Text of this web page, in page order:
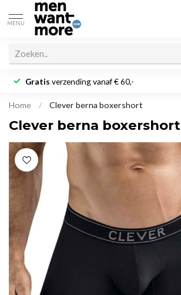
MENU
Gratis verzending vanaf € 60,-
Home / Clever berna boxershort
Clever berna boxershort